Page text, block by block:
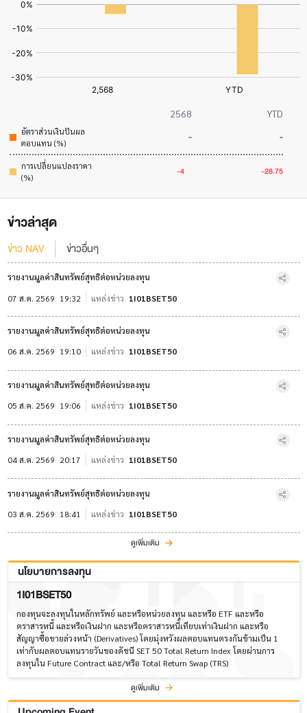
2568 YTD
อัตราส่วนเงินปันผล
ตอบแทน (%)
- -
การเปลี่ยนแปลงราคา
(%)
-4 -28.75
ข่าวล่าสุด
ข่าว NAV ข่าวอื่นๆ
รายงานมูลค่าสินทรัพย์สุทธิต่อหน่วยลงทุน
07 ส.ค. 2569 19:32 แหล่งข่าว 1I01BSET50
รายงานมูลค่าสินทรัพย์สุทธิต่อหน่วยลงทุน
06 ส.ค. 2569 19:10 แหล่งข่าว 1I01BSET50
รายงานมูลค่าสินทรัพย์สุทธิต่อหน่วยลงทุน
05 ส.ค. 2569 19:06 แหล่งข่าว 1I01BSET50
รายงานมูลค่าสินทรัพย์สุทธิต่อหน่วยลงทุน
04 ส.ค. 2569 20:17 แหล่งข่าว 1I01BSET50
รายงานมูลค่าสินทรัพย์สุทธิต่อหน่วยลงทุน
03 ส.ค. 2569 18:41 แหล่งข่าว 1I01BSET50
ดูเพิ่มเติม
นโยบายการลงทุน
1I01BSET50
กองทุนจะลงทุนในหลักทรัพย์ และหรือหน่วยลงทุน และหรือ ETF และหรือ
ตราสารหนี้ และหรือเงินฝาก และหรือตราสารหนี้เทียบเท่าเงินฝาก และหรือ
สัญญาซื้อขายล่วงหน้า (Derivatives) โดยมุ่งหวังผลตอบแทนตรงกันข้ามเป็น 1
เท่ากับผลตอบแทนรายวันของดัชนี SET 50 Total Return Index โดยผ่านการ
ลงทุนใน Future Contract และ/หรือ Total Return Swap (TRS)
ดูเพิ่มเติม